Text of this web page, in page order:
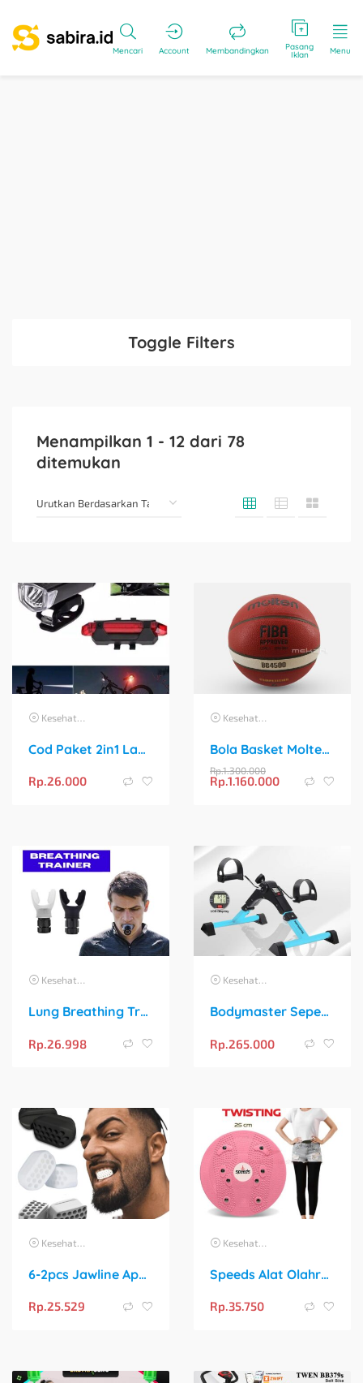
Mencari Account Membandingkan Pasang
Iklan Menu
Toggle Filters
Menampilkan 1 - 12 dari 78
ditemukan
Kesehatan
Cod Paket 2in1 Lampu Sepeda Led Light Depan Dan Belakang Rechargeable
Rp.26.000
Kesehatan
Bola Basket Molten B7G4500 Size 7 – Resmi FIBA & IBL
Rp.1.300.000
Rp.1.160.000
Kesehatan
Lung Breathing Trainer Exerciser Device | Alat Latihan Pernafasan Paru-Paru untuk Meningkatkan Stamina & Kapasitas Oksigen Tubuh
Rp.26.998
Kesehatan
Bodymaster Sepeda Statis Mini Bike – Terapi Kaki Tangan Stroke Lansia
Rp.265.000
Kesehatan
6-2pcs Jawline Apen New Muscle Exercise Silikon Latihan Otot Rahang
Rp.25.529
Kesehatan
Speeds Alat Olahraga Magnetic Body Plate Twisting Trimmer
Rp.35.750